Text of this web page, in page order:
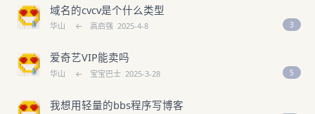
域名的cvcv是个什么类型
华山 ← 高启强 2025-4-8 3
爱奇艺VIP能卖吗
华山 ← 宝宝巴士 2025-3-28 5
我想用轻量的bbs程序写博客